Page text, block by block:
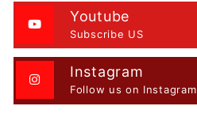
Youtube
Subscribe US
Instagram
Follow us on Instagram